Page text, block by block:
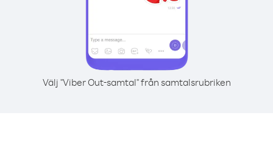
Välj "Viber Out-samtal" från samtalsrubriken